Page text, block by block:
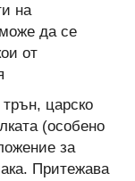
на
да се
от
царско
(особено
за
Притежава